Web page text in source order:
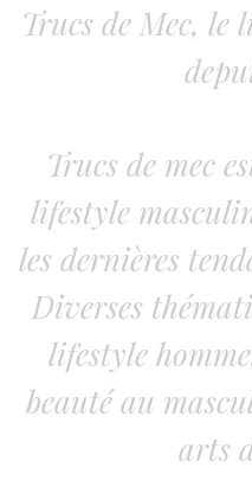
Trucs de Mec, le
Trucs de mec
lifestyle
les dernières
Diverses
lifestyle
beauté au
arts